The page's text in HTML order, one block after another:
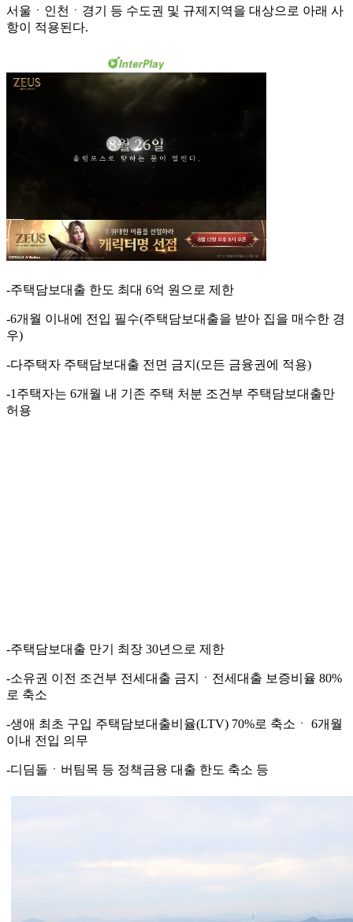
서울ㆍ인천ㆍ경기 등 수도권 및 규제지역을 대상으로 아래 사
항이 적용된다.
-주택담보대출 한도 최대 6억 원으로 제한
-6개월 이내에 전입 필수(주택담보대출을 받아 집을 매수한 경
우)
-다주택자 주택담보대출 전면 금지(모든 금융권에 적용)
-1주택자는 6개월 내 기존 주택 처분 조건부 주택담보대출만
허용
-주택담보대출 만기 최장 30년으로 제한
-소유권 이전 조건부 전세대출 금지ㆍ전세대출 보증비율 80%
로 축소
-생애 최초 구입 주택담보대출비율(LTV) 70%로 축소ㆍ 6개월
이내 전입 의무
-디딤돌ㆍ버팀목 등 정책금융 대출 한도 축소 등